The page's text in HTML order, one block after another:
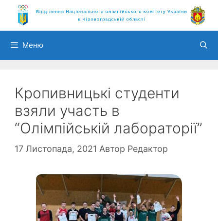
Перейти
вмісту
Меню
Кропивницькі студенти
взяли участь в
“Олімпійській лабораторії”
17 Листопада, 2021 Автор Редактор